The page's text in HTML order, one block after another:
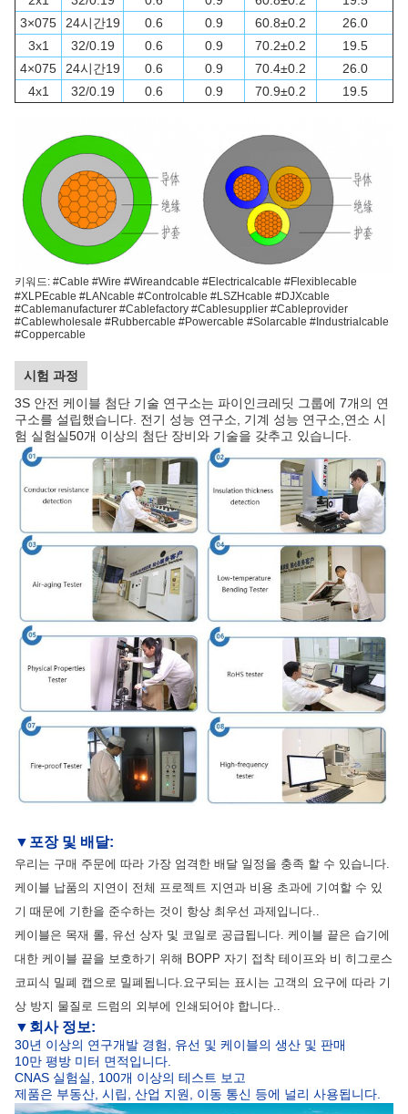
3×075
24시간19 0.6 0.9 60.8±0.2
26.0
3x1
32/0.19 0.6 0.9 70.2±0.2
19.5
4×075
24시간19 0.6 0.9 70.4±0.2
26.0
4x1
32/0.19 0.6 0.9 70.9±0.2 19.5
키워드: #Cable #Wire #Wireandcable #Electricalcable #Flexiblecable
#XLPEcable #LANcable #Controlcable #LSZHcable #DJXcable
#Cablemanufacturer #Cablefactory #Cablesupplier #Cableprovider
#Cablewholesale #Rubbercable #Powercable #Solarcable #Industrialcable
#Coppercable
시험 과정
3S 안전 케이블 첨단 기술 연구소는 파이인크레딧 그룹에 7개의 연
구소를 설립했습니다. 전기 성능 연구소, 기계 성능 연구소,연소 시
험 실험실50개 이상의 첨단 장비와 기술을 갖추고 있습니다.
▼ 포장 및 배달:
우리는 구매 주문에 따라 가장 엄격한 배달 일정을 충족 할 수 있습니다.
케이블 납품의 지연이 전체 프로젝트 지연과 비용 초과에 기여할 수 있
기 때문에 기한을 준수하는 것이 항상 최우선 과제입니다..
케이블은 목재 롤, 유선 상자 및 코일로 공급됩니다. 케이블 끝은 습기에
대한 케이블 끝을 보호하기 위해 BOPP 자기 접착 테이프와 비 히그로스
코피식 밀폐 캡으로 밀폐됩니다.요구되는 표시는 고객의 요구에 따라 기
상 방지 물질로 드럼의 외부에 인쇄되어야 합니다..
▼ 회사 정보:
30년 이상의 연구개발 경험, 유선 및 케이블의 생산 및 판매
10만 평방 미터 면적입니다.
CNAS 실험실, 100개 이상의 테스트 보고
제품은 부동산, 시립, 산업 지원, 이동 통신 등에 널리 사용됩니다.